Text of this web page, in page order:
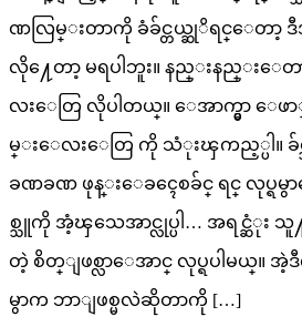
ဏလြမ္းတာကို ခံခ်င္တယ္ဆုိရင္ေတ
လို႔ေတာ့ မရပါဘူး။ နည္းနည္းေ
လးေတြ လိုပါတယ္။ ေအာက္မွာ ေ
မ္းေလးေတြ ကို သံုးၾကည့္ပါ။ ခ်
ခဏခဏ ဖုန္းေခၚေစခ်င္ ရင္ လုပ္ရမွ
စ္သူကို အံ့ၾသေအာင္လုပ္ပါ… အရင္ဆံုး
တဲ့ စိတ္ျဖစ္လာေအာင္ လုပ္ရပါမယ္။ အဲ့
မွာက ဘာျဖစ္မလဲဆိုတာကို […]